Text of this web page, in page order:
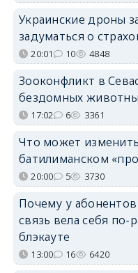
Украинские дроны
задуматься о
20:01 10 4848
Зооконфликт в
бездомных
17:02 6 3361
Что может
батилиманском
20:00 5 3730
Почему у
связь вела себя
блэкауте
13:00 16 6420